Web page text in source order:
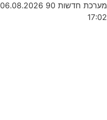
מערכת חדשות 90
06.08.2026
17:02